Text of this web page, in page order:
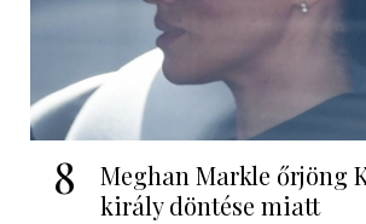
8
Meghan Markle őrjöng
király döntése miatt